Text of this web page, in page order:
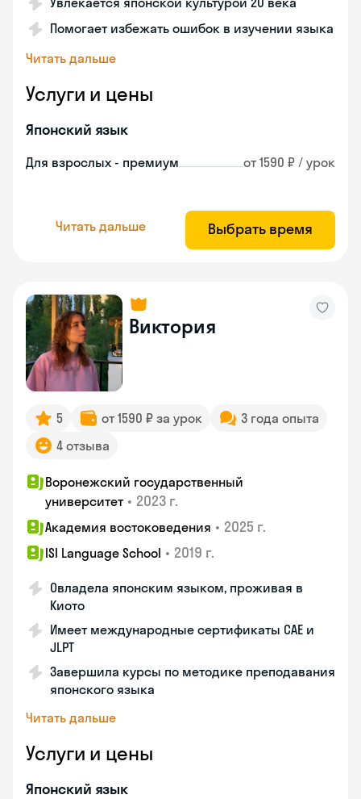
Помогает избежать ошибок в изучении языка
Читать дальше
Услуги и цены
Японский язык
Для взрослых - премиум от 1590 ₽ / урок
Читать дальше Выбрать время
Виктория
5 от 1590 ₽ за урок
3 года опыта
4 отзыва
Воронежский государственный
университет • 2023 г.
Академия востоковедения • 2025 г.
ISI Language School • 2019 г.
Овладела японским языком, проживая в
Киото
Имеет международные сертификаты CAE и
JLPT
Завершила курсы по методике преподавания
японского языка
Читать дальше
Услуги и цены
Японский язык